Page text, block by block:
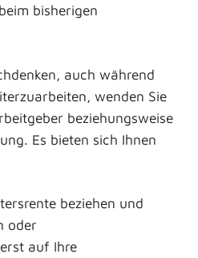
bisherigen
auch während
wenden Sie
beziehungsweise
Es bieten sich Ihnen
beziehen und
oder
auf Ihre